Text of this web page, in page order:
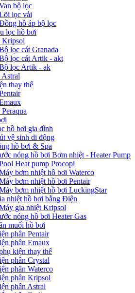
bộ lọc
lọc vải
hồ áp bộ lọc
lọc hồ bơi
Kripsol
lọc cát Granada
lọc cát Artik - akt
lọc Artik - ak
thay thế
hồ bơi gia đình
vệ sinh di động
hồ bơi & Spa
nóng hồ bơi Bơm nhiệt - Heater Pump
Heat pump Procopi
bơm nhiệt hồ bơi Waterco
bơm nhiệt hồ bơi Pentair
bơm nhiệt hồ bơi LuckingStar
nhiệt hồ bơi bằng Điện
gia nhiệt Kripsol
nóng hồ bơi Heater Gas
muối hồ bơi
phân Pentair
phân Emaux
kiện thay thế
phân Crystal
phân Waterco
phân Kripsol
phân Astral